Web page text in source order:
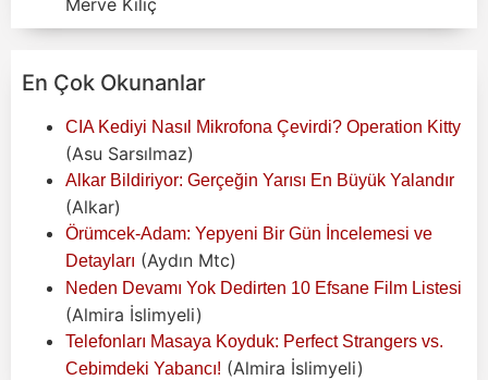
En Çok Okunanlar
CIA Kediyi Nasıl Mikrofona Çevirdi? Operation Kitty
(Asu Sarsılmaz)
Alkar Bildiriyor: Gerçeğin Yarısı En Büyük Yalandır
(Alkar)
Örümcek-Adam: Yepyeni Bir Gün İncelemesi ve
Detayları (Aydın Mtc)
Neden Devamı Yok Dedirten 10 Efsane Film Listesi
(Almira İslimyeli)
Telefonları Masaya Koyduk: Perfect Strangers vs.
Cebimdeki Yabancı! (Almira İslimyeli)